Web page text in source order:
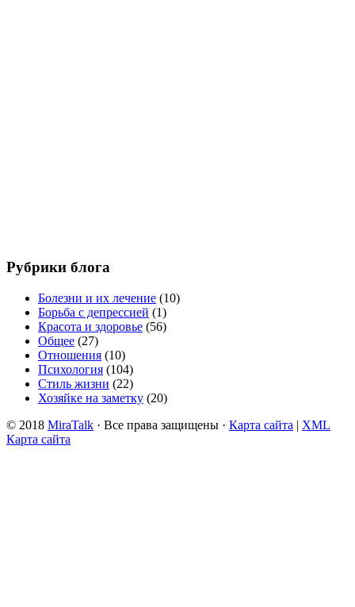
Рубрики блога
Болезни и их лечение (10)
Борьба с депрессией (1)
Красота и здоровье (56)
Общее (27)
Отношения (10)
Психология (104)
Стиль жизни (22)
Хозяйке на заметку (20)
© 2018 MiraTalk · Все права защищены · Карта сайта | XML
Карта сайта